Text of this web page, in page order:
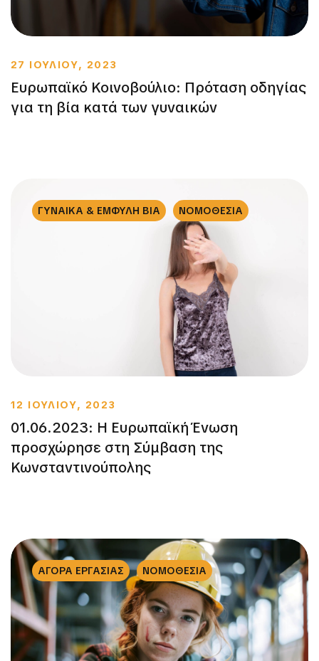
27 ΙΟΥΛΙΟΥ, 2023
Ευρωπαϊκό Κοινοβούλιο: Πρόταση οδηγίας
για τη βία κατά των γυναικών
ΓΥΝΑΙΚΑ & ΕΜΦΥΛΗ ΒΙΑ ΝΟΜΟΘΕΣΙΑ
12 ΙΟΥΛΙΟΥ, 2023
01.06.2023: Η Ευρωπαϊκή Ένωση
προσχώρησε στη Σύμβαση της
Κωνσταντινούπολης
ΑΓΟΡΑ ΕΡΓΑΣΙΑΣ ΝΟΜΟΘΕΣΙΑ